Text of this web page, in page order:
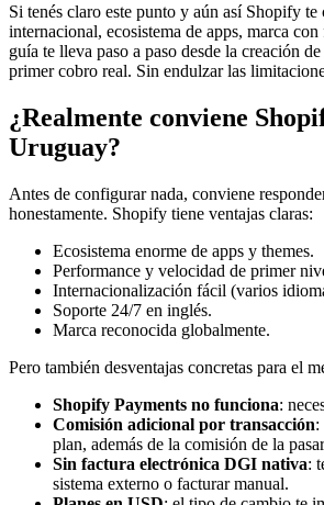
Si tenés claro este punto y aún así Shopify
internacional, ecosistema de apps, marca
guía te lleva paso a paso desde la creación
primer cobro real. Sin endulzar las
¿Realmente conviene
Uruguay?
Antes de configurar nada, conviene
honestamente. Shopify tiene ventajas claras:
Ecosistema enorme de apps y themes.
Performance y velocidad de primer
Internacionalización fácil (varios
Soporte 24/7 en inglés.
Marca reconocida globalmente.
Pero también desventajas concretas para el
Shopify Payments no funciona:
Comisión adicional por transacción:
plan, además de la comisión de la
Sin factura electrónica DGI nativa:
sistema externo o facturar manual.